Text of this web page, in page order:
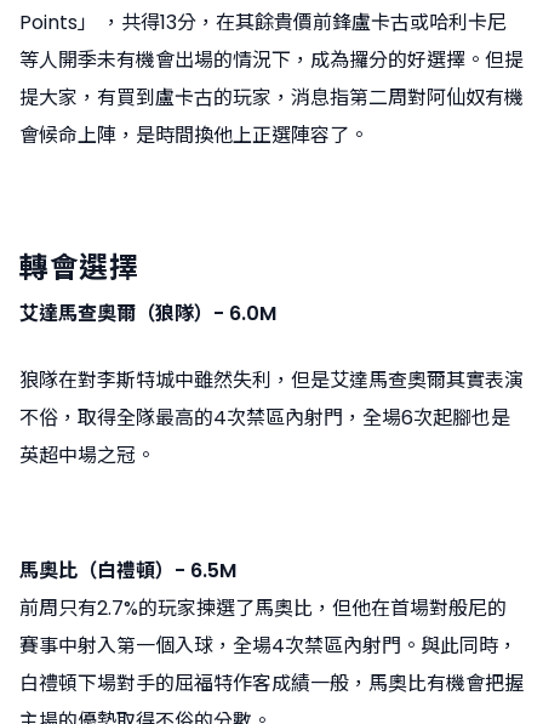
Points」 ，共得13分，在其餘貴價前鋒盧卡古或哈利卡尼
等人開季未有機會出場的情況下，成為攞分的好選擇。但提
提大家，有買到盧卡古的玩家，消息指第二周對阿仙奴有機
會候命上陣，是時間換他上正選陣容了。
轉會選擇
艾達馬查奧爾（狼隊）- 6.0M
狼隊在對李斯特城中雖然失利，但是艾達馬查奧爾其實表演
不俗，取得全隊最高的4次禁區內射門，全場6次起腳也是
英超中場之冠。
馬奧比（白禮頓）- 6.5M
前周只有2.7%的玩家揀選了馬奧比，但他在首場對般尼的
賽事中射入第一個入球，全場4次禁區內射門。與此同時，
白禮頓下場對手的屈福特作客成績一般，馬奧比有機會把握